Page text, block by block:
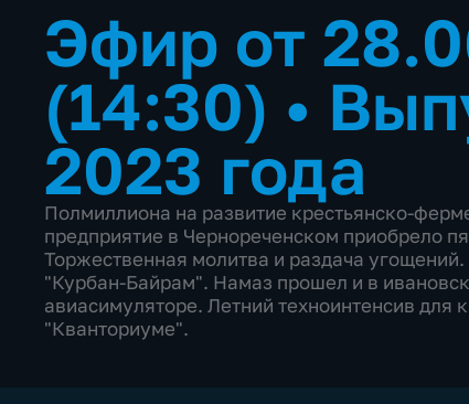
Эфир от
(14:30) •
2023 года
Полмиллиона на развитие крестьянско-
предприятие в Чернореченском приобрело
Торжественная молитва и раздача
"Курбан-Байрам". Намаз прошел и в
авиасимуляторе. Летний техноинтенсив
"Кванториуме".